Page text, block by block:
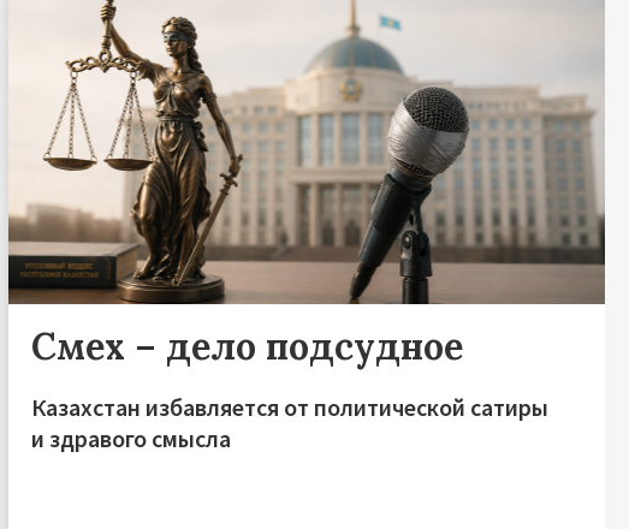
Смех – дело подсудное
Казахстан избавляется от политической сатиры
и здравого смысла